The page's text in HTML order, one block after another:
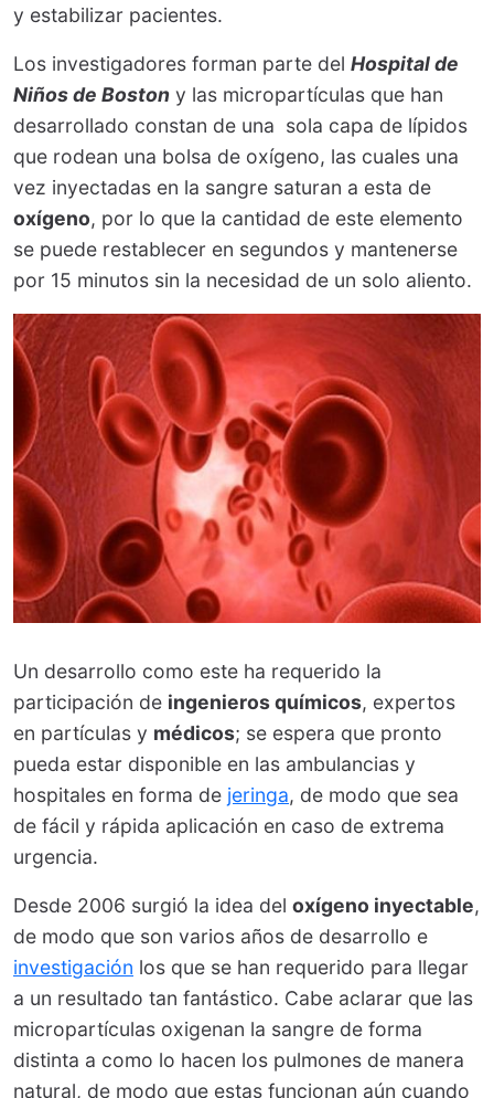
y estabilizar pacientes.
Los investigadores forman parte del Hospital de
Niños de Boston y las micropartículas que han
desarrollado constan de una sola capa de lípidos
que rodean una bolsa de oxígeno, las cuales una
vez inyectadas en la sangre saturan a esta de
oxígeno, por lo que la cantidad de este elemento
se puede restablecer en segundos y mantenerse
por 15 minutos sin la necesidad de un solo aliento.
Un desarrollo como este ha requerido la
participación de ingenieros químicos, expertos
en partículas y médicos; se espera que pronto
pueda estar disponible en las ambulancias y
hospitales en forma de jeringa, de modo que sea
de fácil y rápida aplicación en caso de extrema
urgencia.
Desde 2006 surgió la idea del oxígeno inyectable,
de modo que son varios años de desarrollo e
investigación los que se han requerido para llegar
a un resultado tan fantástico. Cabe aclarar que las
micropartículas oxigenan la sangre de forma
distinta a como lo hacen los pulmones de manera
natural, de modo que estas funcionan aún cuando